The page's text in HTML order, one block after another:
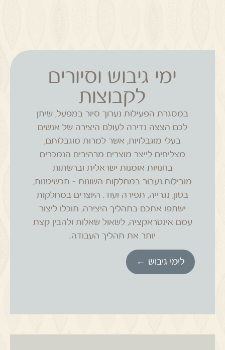
ימי גיבוש וסיורים
לקבוצות
במסגרת הפעילות נערוך סיור במפעל, שיתן
לכם הצצה נדירה לעולם היצירה של אנשים
בעלי מוגבלויות, אשר למרות מוגבלותם,
מצליחים לייצר מוצרים מרהיבים הנמכרים
בחנויות אומנות ישראלית וברשתות
מובילות.נעבור במחלקות השונות – תכשיטנות,
בטון, נגרייה, תפירה ועוד. היוצרים במחלקות
ישתפו אתכם בתהליך היצירה, תוכלו ליצור
עמם אינטראקציה, לשאול שאלות ולהבין קצת
יותר את תהליך העבודה.
לימי גיבוש ←